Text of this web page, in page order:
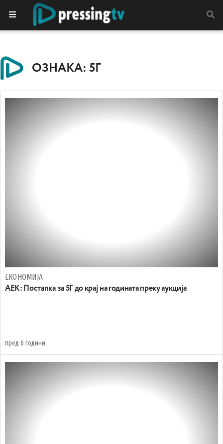
ОЗНАКА: 5Г
ЕКОНОМИЈА
АЕК: Постапка за 5Г до крај на годината преку аукција
пред 6 години